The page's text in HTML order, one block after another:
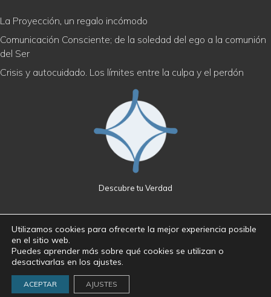
La Proyección, un regalo incómodo
Comunicación Consciente; de la soledad del ego a la comunión
del Ser
Crisis y autocuidado. Los límites entre la culpa y el perdón
Descubre tu Verdad
Política de privacidad
© 2026 Descubre tu Verdad · José Maroto Mingo · Derechos
reservados
Lapso Estudio
Utilizamos cookies para ofrecerte la mejor experiencia posible
en el sitio web.
Puedes aprender más sobre qué cookies se utilizan o
desactivarlas en los ajustes.
ACEPTAR AJUSTES